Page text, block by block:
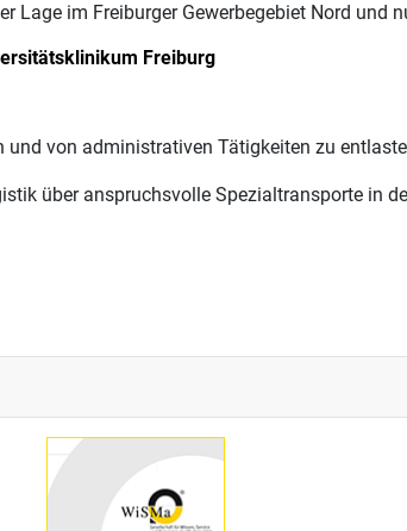
im Freiburger Gewerbegebiet Nord und
Freiburg
und von administrativen Tätigkeiten zu
über anspruchsvolle Spezialtransporte in